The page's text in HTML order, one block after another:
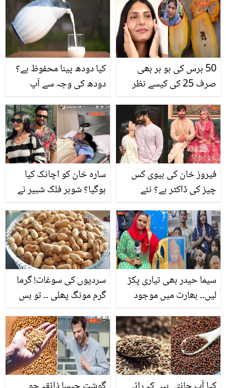
قریشی کے بیان پر نادیہ
خان نے کھری کھری سنا
دیں
کیا دودھ پینا محفوظ ہے؟
دودھ کی وجہ سے آپ
50 برس کی ہو ہر بھی
صرف 25 کی کیسے نظر
بتائی پپیتے کی خاص نائٹ
کریم جو جلد کو کرے ٹائٹ
اور جھریاں کرے دور
سارہ خان کو اچانک کیا
ہوگیا؟ شوہر فلک شبیر نے
کردی، مداح پریشان
فیروز خان کی بیوی کس
چیز کی ڈاکٹر ہے؟ نئے
سردیوں کی سوغات! گرما
گرم مونگ پھلی ۔۔ تو بس
لمبی عمر پائیں، جانیئے اس
کے حیرت انگیز فوائد
سیما حیدر بھی تیاری پکڑ
لیں۔۔ بھارت میں موجود
میں ملک چھوڑنے کی
ہدایت پر نئے سوال کھڑے
ہوگئے